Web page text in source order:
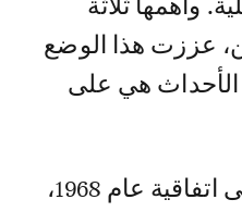
وأهمها ثلاثة
عززت هذا الوضع
هي على